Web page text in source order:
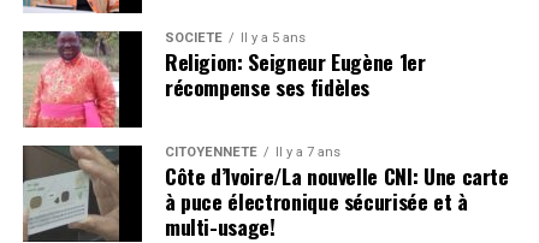
SOCIETE Il y a 5 ans
Religion: Seigneur Eugène 1er
récompense ses fidèles
CITOYENNETÉ Il y a 7 ans
Côte d’Ivoire/La nouvelle CNI: Une carte
à puce électronique sécurisée et à
multi-usage!